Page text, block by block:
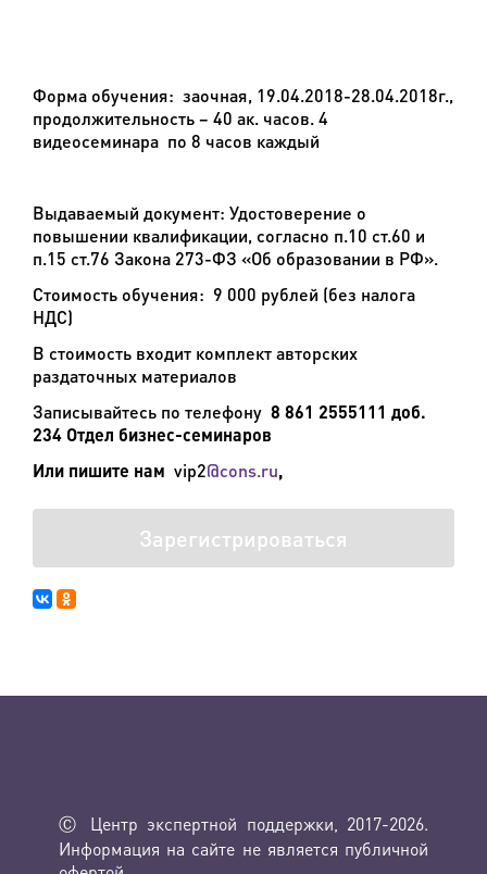
Форма обучения: заочная, 19.04.2018-28.04.2018г.,
продолжительность – 40 ак. часов.4
видеосеминара по 8 часов каждый
Выдаваемый документ: Удостоверение о
повышении квалификации, согласно п.10 ст.60 и
п.15 ст.76 Закона 273-ФЗ «Об образовании в РФ».
Стоимость обучения: 9 000 рублей (без налога
НДС)
В стоимость входит комплект авторских
раздаточных материалов
Записывайтесь по телефону 8 861 2555111 доб.
234 Отдел бизнес-семинаров
Или пишите нам vip2@cons.ru,
Зарегистрироваться
Ⓒ Центр экспертной поддержки, 2017-2026.
Информация на сайте не является публичной